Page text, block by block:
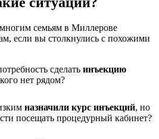
семьям в Миллерове
если вы столкнулись с похожими
сделать инъекцию
нет рядом?
назначили курс инъекций, но
посещать процедурный кабинет?